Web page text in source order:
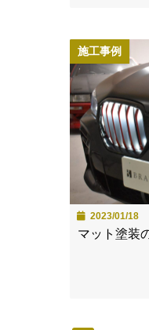
施工事例
2023/01/18
マット塗装